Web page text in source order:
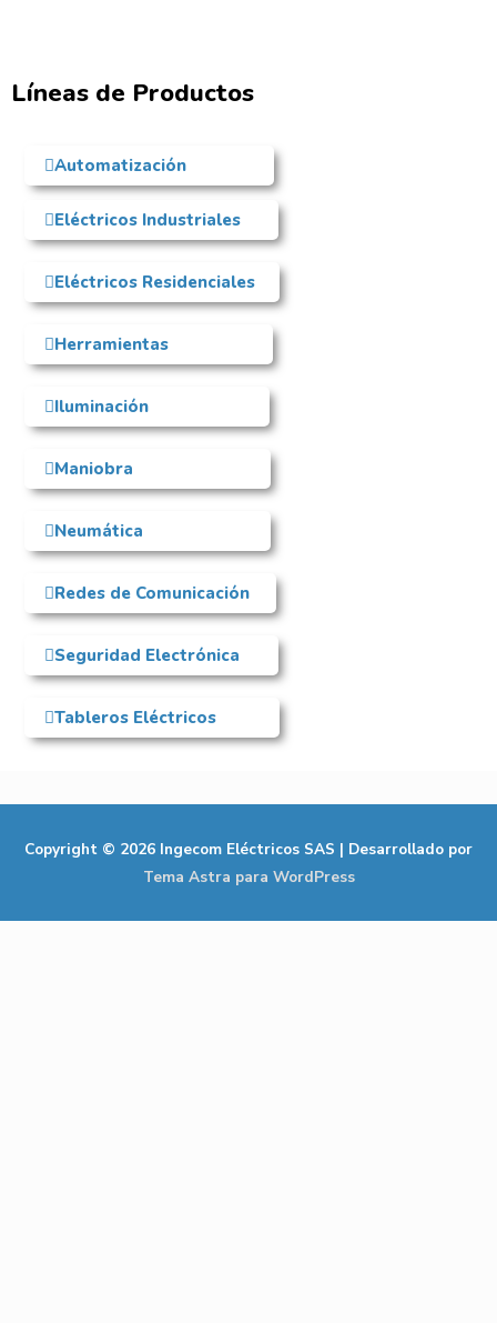
Líneas de Productos
Automatización
Eléctricos Industriales
Eléctricos Residenciales
Herramientas
Iluminación
Maniobra
Neumática
Redes de Comunicación
Seguridad Electrónica
Tableros Eléctricos
Copyright © 2026 Ingecom Eléctricos SAS | Desarrollado por
Tema Astra para WordPress